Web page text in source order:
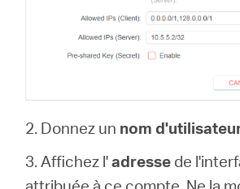
2. Donnez un nom
3. Affichez l'adresse de